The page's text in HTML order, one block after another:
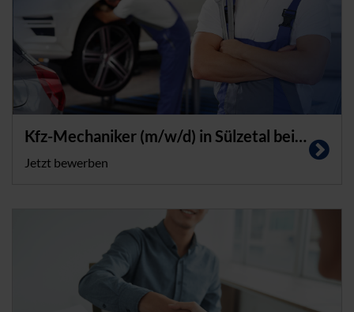
Kfz-Mechaniker (m/w/d) in Sülzetal bei Magdeburg
Jetzt bewerben